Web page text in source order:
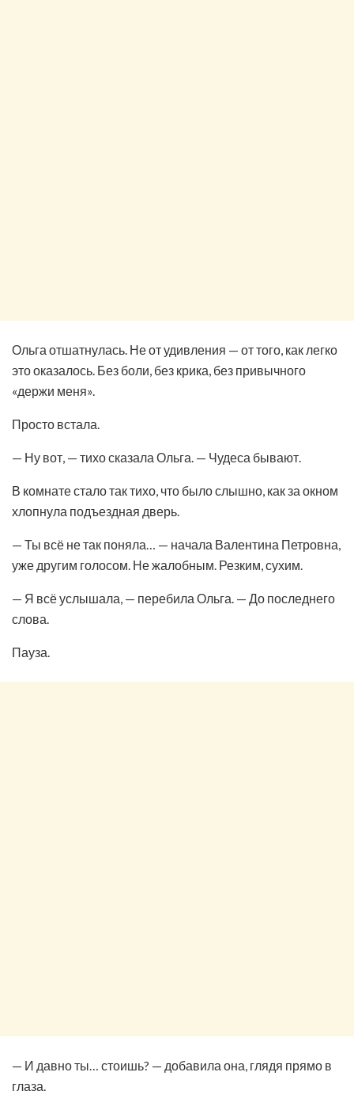
Ольга отшатнулась. Не от удивления — от того, как легко
это оказалось. Без боли, без крика, без привычного
«держи меня».
Просто встала.
— Ну вот, — тихо сказала Ольга. — Чудеса бывают.
В комнате стало так тихо, что было слышно, как за окном
хлопнула подъездная дверь.
— Ты всё не так поняла… — начала Валентина Петровна,
уже другим голосом. Не жалобным. Резким, сухим.
— Я всё услышала, — перебила Ольга. — До последнего
слова.
Пауза.
— И давно ты… стоишь? — добавила она, глядя прямо в
глаза.